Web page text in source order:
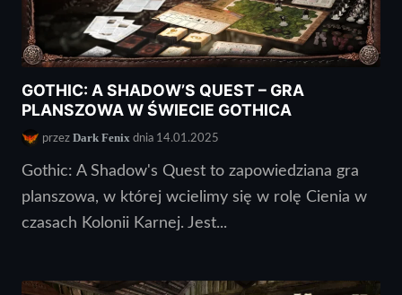
GOTHIC: A SHADOW’S QUEST – GRA
PLANSZOWA W ŚWIECIE GOTHICA
przez Dark Fenix dnia 14.01.2025
Gothic: A Shadow's Quest to zapowiedziana gra
planszowa, w której wcielimy się w rolę Cienia w
czasach Kolonii Karnej. Jest...